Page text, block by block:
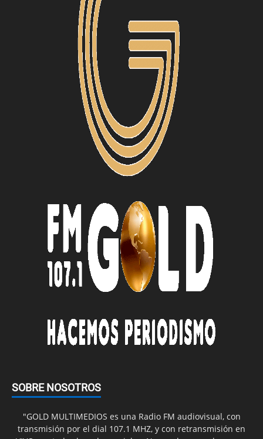
SOBRE NOSOTROS
"GOLD MULTIMEDIOS es una Radio FM audiovisual, con
transmisión por el dial 107.1 MHZ, y con retransmisión en